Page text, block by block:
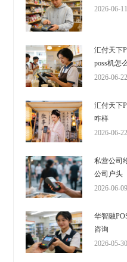
2026-06-11
汇付天下
poss机怎
2026-06-22
汇付天下
咋样
2026-06-22
私营公司
公司户头
2026-06-09
华智融
咨询
2026-05-30